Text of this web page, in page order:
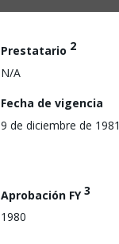
Prestatario 2
N/A
Fecha de vigencia
9 de diciembre de 1981
Aprobación FY3
1980